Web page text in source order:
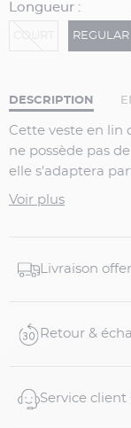
Longueur :
REGULAR
DESCRIPTION
Cette veste en lin
ne possède pas
elle s'adaptera
de sa composition
et casual.
Coupe et taille :
Voir plus
Livraison
Retour &
Service client